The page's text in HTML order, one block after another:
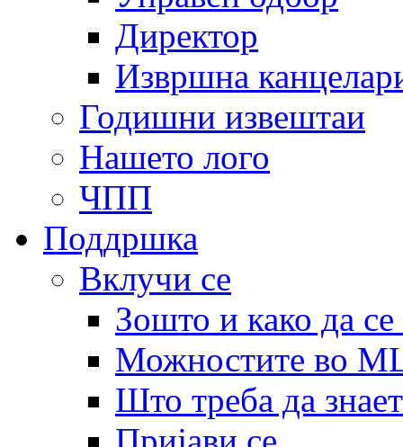
Директор
Извршна
Годишни извештаи
Нашето лого
ЧПП
Поддршка
Вклучи се
Зошто и како да
Можностите во
Што треба да